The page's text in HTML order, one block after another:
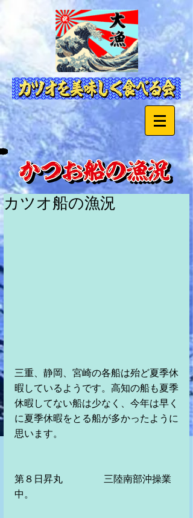
カツオ船の漁況
三重、静岡、宮崎の各船は殆ど夏季休
暇しているようです。高知の船も夏季
休暇してない船は少なく、今年は早く
に夏季休暇をとる船が多かったように
思います。
第８日昇丸　　　　 三陸南部沖操業
中。